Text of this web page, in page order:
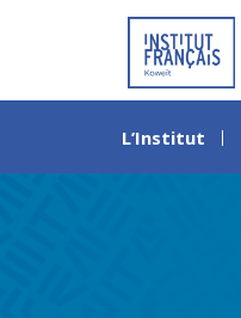
L’Institut